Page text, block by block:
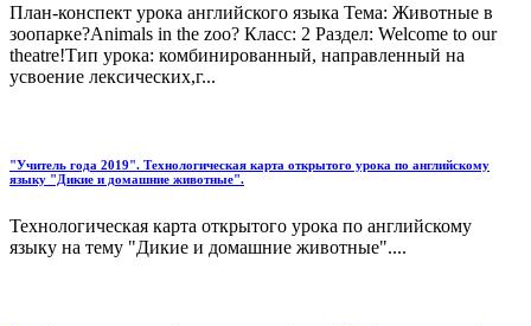
План-конспект урока английского языка Тема: Животные в
зоопарке?Animals in the zoo? Класс: 2 Раздел: Welcome to our
theatre!Тип урока: комбинированный, направленный на
усвоение лексических,г...
"Учитель года 2019". Технологическая карта открытого урока по английскому
языку "Дикие и домашние животные".
Технологическая карта открытого урока по английскому
языку на тему "Дикие и домашние животные"....